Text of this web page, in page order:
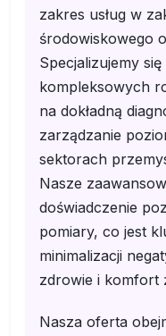
zakres usług w
środowiskowego
Specjalizujemy
kompleksowych
na dokładną
zarządzanie
sektorach
Nasze
doświadczenie
pomiary, co jest
minimalizacji
zdrowie i komfort
Nasza oferta